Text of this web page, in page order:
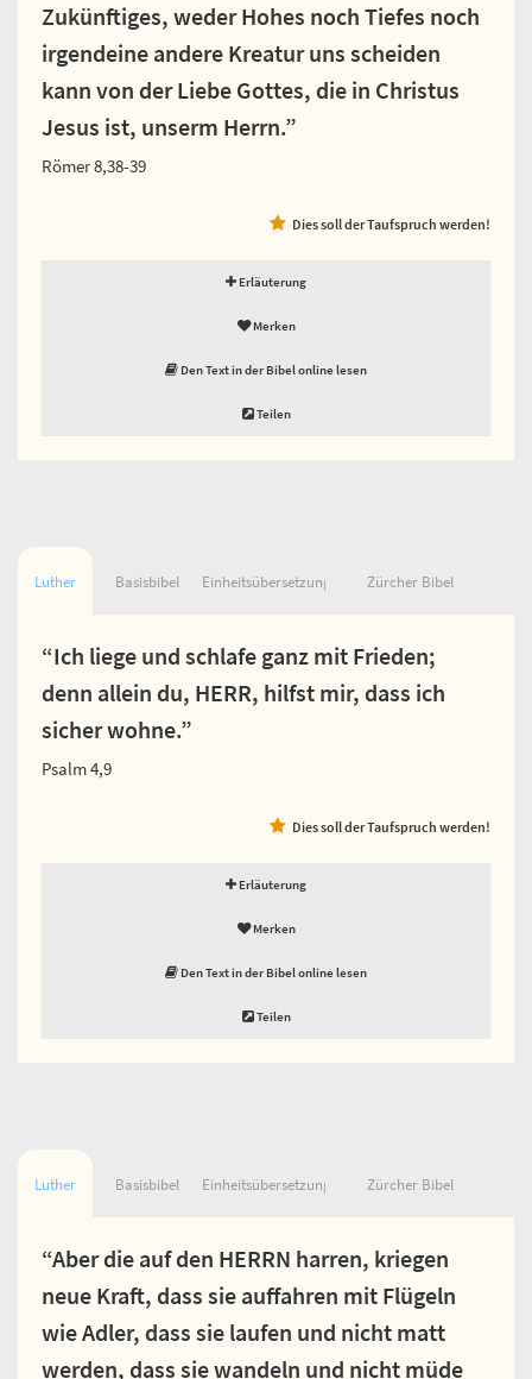
Zukünftiges, weder Hohes noch Tiefes noch
irgendeine andere Kreatur uns scheiden
kann von der Liebe Gottes, die in Christus
Jesus ist, unserm Herrn.”
Römer 8,38-39
Dies soll der Taufspruch werden!
Erläuterung
Merken
Den Text in der Bibel online lesen
Teilen
Luther Basisbibel Einheitsübersetzung Zürcher Bibel
“Ich liege und schlafe ganz mit Frieden;
denn allein du, HERR, hilfst mir, dass ich
sicher wohne.”
Psalm 4,9
Dies soll der Taufspruch werden!
Erläuterung
Merken
Den Text in der Bibel online lesen
Teilen
Luther Basisbibel Einheitsübersetzung Zürcher Bibel
“Aber die auf den HERRN harren, kriegen
neue Kraft, dass sie auffahren mit Flügeln
wie Adler, dass sie laufen und nicht matt
werden, dass sie wandeln und nicht müde